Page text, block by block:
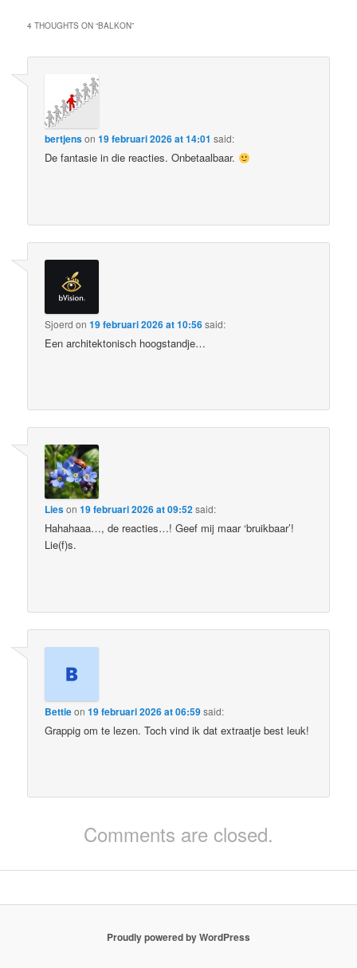
4 THOUGHTS ON “BALKON”
bertjenson19 februari 2026 at 14:01 said:
De fantasie in die reacties. Onbetaalbaar.
Sjoerd on19 februari 2026 at 10:56said:
Een architektonisch hoogstandje…
Lieson19 februari 2026 at 09:52said:
Hahahaaa…, de reacties…! Geef mij maar ‘bruikbaar’!
Lie(f)s.
Bettieon19 februari 2026 at 06:59said:
Grappig om te lezen. Toch vind ik dat extraatje best leuk!
Comments are closed.
Proudly powered by WordPress